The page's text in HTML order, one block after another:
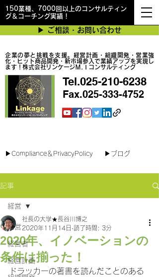
150業種、7000回以上のコンサルティン
グ＆コーチング実績！
企業の夢と挑戦を支援。経営計画・組織開発・営業強
化・ヒット商品開発・新市場参入で業績アップを実現し
ます！株式会社リンケージＭ.Ｉコンサルティング
▶︎ ご相談・お問い合わせ
Tel.025-210-6238
Fax.025-333-4752
▶︎Compliance＆PrivacyPolicy ▶︎ブログ
記事
経営
経営者
経営計画
経営
2020年、イノベーションの
条件は揃った！
社長の大学★長谷川博之
2020年11月14日 読了時間: 3分
ドラッカーの著書を読んだことのある